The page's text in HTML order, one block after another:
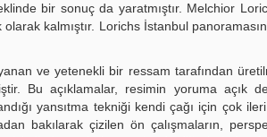
bir sonuç da yaratmıştır. Melchior
kalmıştır. Lorichs İstanbul
ve yetenekli bir ressam tarafından
Bu açıklamalar, resimin yoruma açık
yansıtma tekniği kendi çağı için çok
bakılarak çizilen ön çalışmaların,